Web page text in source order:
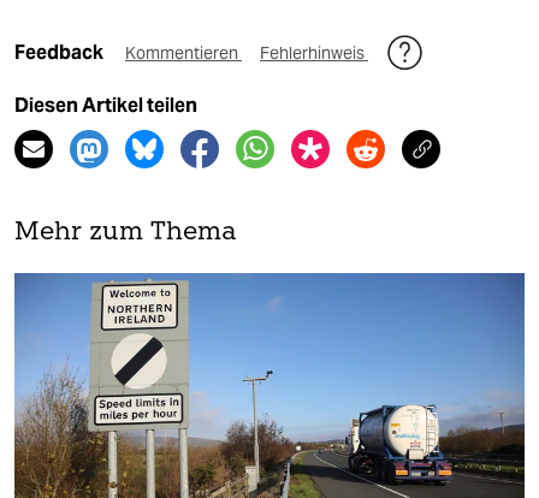
Feedback Kommentieren Fehlerhinweis
Diesen Artikel teilen
Mehr zum Thema